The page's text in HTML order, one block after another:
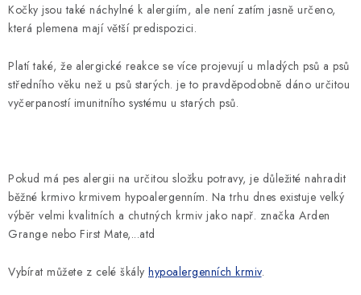
Kočky jsou také náchylné k alergiím, ale není zatím jasně určeno,
která plemena mají větší predispozici.
Platí také, že alergické reakce se více projevují u mladých psů a psů
středního věku než u psů starých. je to pravděpodobně dáno určitou
vyčerpaností imunitního systému u starých psů.
Pokud má pes alergii na určitou složku potravy, je důležité nahradit
běžné krmivo krmivem hypoalergenním. Na trhu dnes existuje velký
výběr velmi kvalitních a chutných krmiv jako např. značka Arden
Grange nebo First Mate,...atd
Vybírat můžete z celé škály hypoalergenních krmiv.